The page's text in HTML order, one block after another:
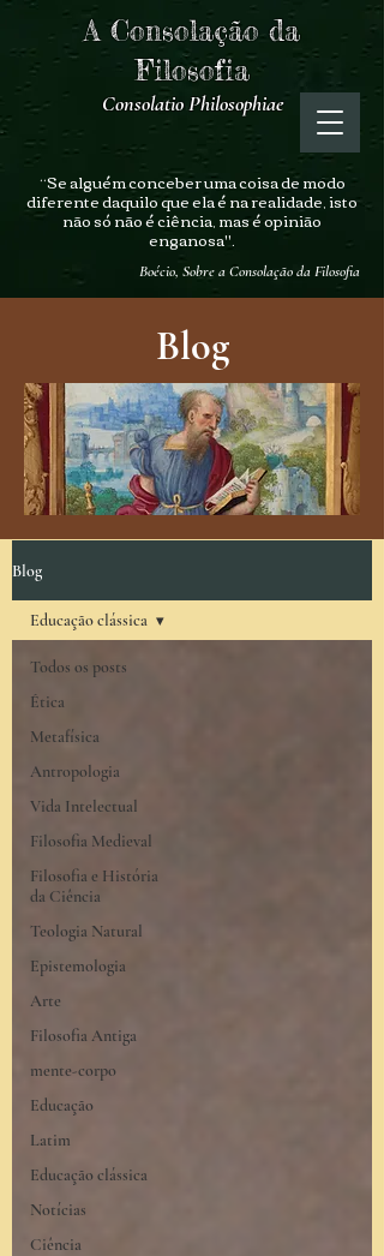
A Consolação da
Filosofia
Consolatio Philosophiae
“Se alguém conceber uma coisa de modo
diferente daquilo que ela é na realidade, isto
não só não é ciência, mas é opinião
enganosa".
Boécio, Sobre a Consolação da Filosofia
Blog
Blog
Todos os posts
Ética
Metafísica
Antropologia
Vida Intelectual
Filosofia Medieval
Filosofia e História
da Ciência
Teologia Natural
Epistemologia
Arte
Filosofia Antiga
mente-corpo
Educação
Latim
Educação clássica
Notícias
Ciência
Educação clássica